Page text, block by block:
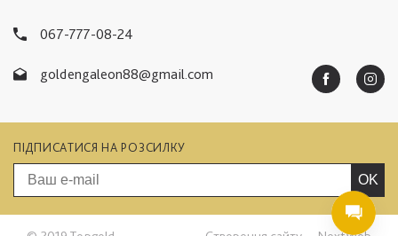
067-777-08-24
goldengaleon88@gmail.com
ПІДПИСАТИСЯ НА РОЗСИЛКУ
OK